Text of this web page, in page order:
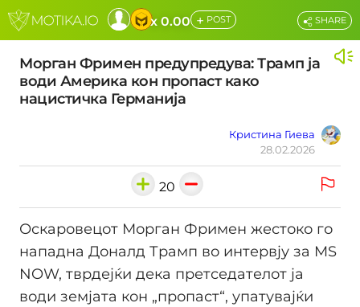
x 0.00 + POST
Морган Фримен предупредува: Трамп ја
води Америка кон пропаст како
нацистичка Германија
Кристина Гиева
28.02.2026
SHARE
20
Оскаровецот Морган Фримен жестоко го
нападна Доналд Трамп во интервју за MS
NOW, тврдејќи дека претседателот ја
води земјата кон „пропаст“, упатувајќи